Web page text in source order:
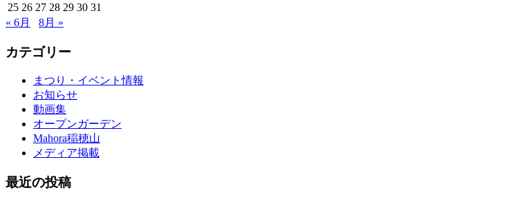
25 26 27 28 29 30 31
« 6月
8月 »
カテゴリー
まつり・イベント情報
お知らせ
動画集
オープンガーデン
Mahora稲穂山
メディア掲載
最近の投稿